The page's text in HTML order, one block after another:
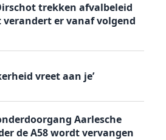
trekken afvalbeleid
er vanaf volgend
vreet aan je’
Aarlesche
de A58 wordt vervangen